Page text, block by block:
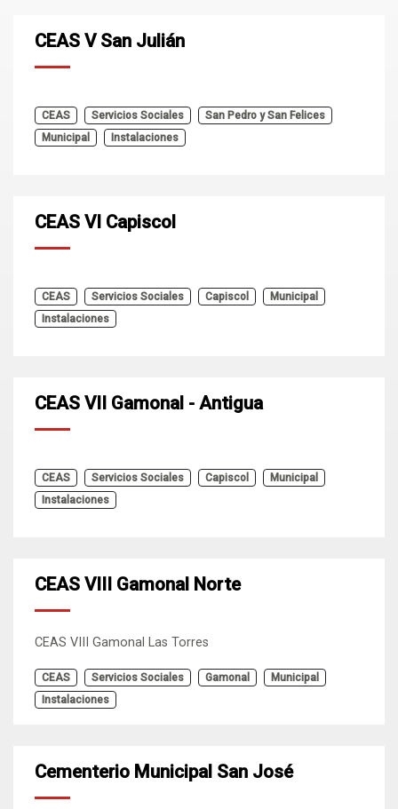
CEAS V San Julián
CEAS Servicios Sociales
San Pedro y San Felices
Municipal
Instalaciones
CEAS VI Capiscol
CEAS Servicios Sociales Capiscol
Municipal
Instalaciones
CEAS VII Gamonal - Antigua
CEAS Servicios Sociales Capiscol
Municipal
Instalaciones
CEAS VIII Gamonal Norte
CEAS VIII Gamonal Las Torres
CEAS Servicios Sociales Gamonal
Municipal
Instalaciones
Cementerio Municipal San José